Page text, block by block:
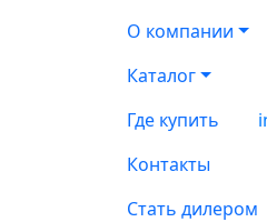
О компании
Каталог
Где купить
Контакты
Стать дилером
ЖК